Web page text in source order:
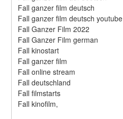
Fall ganzer film deutsch
Fall ganzer film deutsch youtube
Fall Ganzer Film 2022
Fall Ganzer Film german
Fall kinostart
Fall ganzer film
Fall online stream
Fall deutschland
Fall filmstarts
Fall kinofilm,